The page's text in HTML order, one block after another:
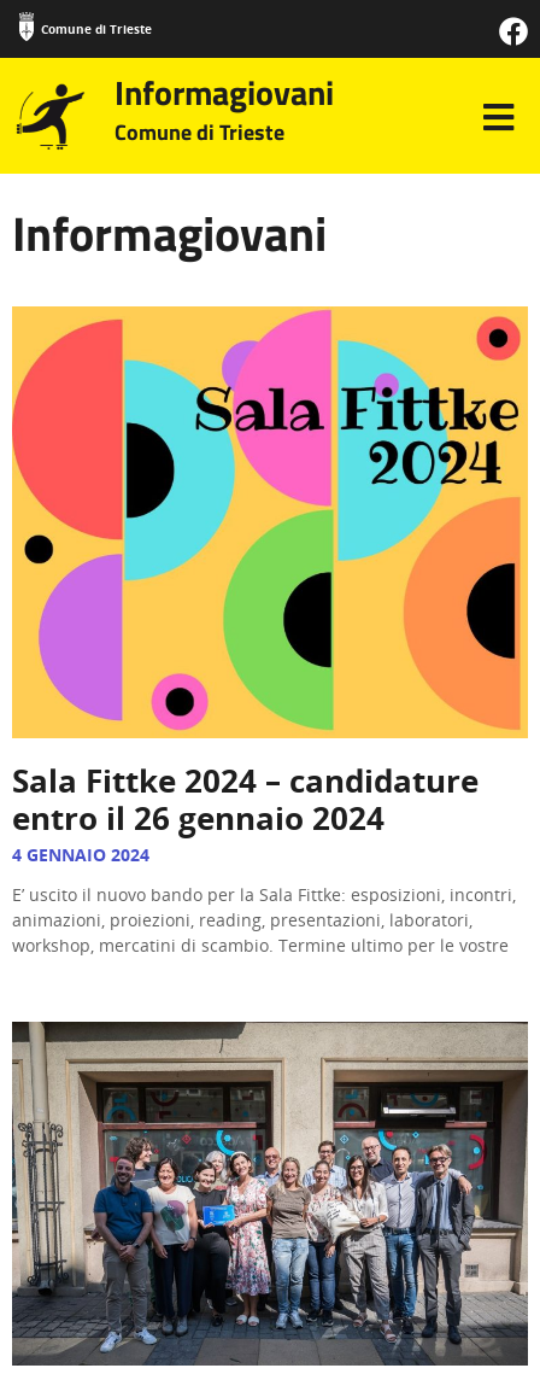
Comune di Trieste
Informagiovani
Comune di Trieste
Informagiovani
Sala Fittke 2024 – candidature
entro il 26 gennaio 2024
4 GENNAIO 2024
E’ uscito il nuovo bando per la Sala Fittke: esposizioni, incontri,
animazioni, proiezioni, reading, presentazioni, laboratori,
workshop, mercatini di scambio. Termine ultimo per le vostre